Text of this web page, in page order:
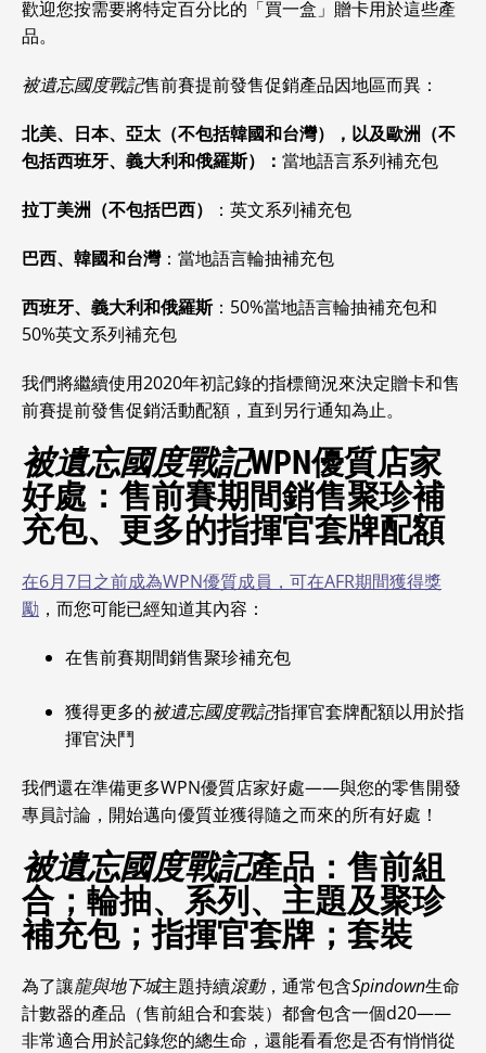
歡迎您按需要將特定百分比的「買一盒」贈卡用於這些產
品。
被遺忘國度戰記售前賽提前發售促銷產品因地區而異：
北美、日本、亞太（不包括韓國和台灣），以及歐洲（不
包括西班牙、義大利和俄羅斯）： 當地語言系列補充包
拉丁美洲（不包括巴西） ：英文系列補充包
巴西、韓國和台灣：當地語言輪抽補充包
西班牙、義大利和俄羅斯：50%當地語言輪抽補充包和
50%英文系列補充包
我們將繼續使用2020年初記錄的指標簡況來決定贈卡和售
前賽提前發售促銷活動配額，直到另行通知為止。
被遺忘國度戰記WPN優質店家
好處：售前賽期間銷售聚珍補
充包、更多的指揮官套牌配額
在6月7日之前成為WPN優質成員，可在AFR期間獲得獎
勵 ，而您可能已經知道其內容：
在售前賽期間銷售聚珍補充包
獲得更多的被遺忘國度戰記指揮官套牌配額以用於指
揮官決鬥
我們還在準備更多WPN優質店家好處——與您的零售開發
專員討論，開始邁向優質並獲得隨之而來的所有好處！
被遺忘國度戰記產品：售前組
合；輪抽、系列、主題及聚珍
補充包；指揮官套牌；套裝
為了讓龍與地下城主題持續滾動，通常包含Spindown生命
計數器的產品（售前組合和套裝）都會包含一個d20——
非常適合用於記錄您的總生命，還能看看您是否有悄悄從